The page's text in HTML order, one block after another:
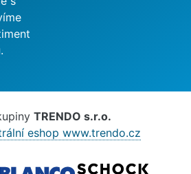
TRENDO s.r.o.
eshop www.trendo.cz